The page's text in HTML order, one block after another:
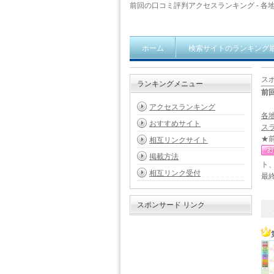
前回の口コミ評判アクセスランキング - 各
ホーム 検索サイトのランキング
ス
前
各
ス
★
ト
最
ランキングメニュー
アクセスランキング
おすすめサイト
相互リンクサイト
掲載方法
相互リンク受付
スポンサード リンク